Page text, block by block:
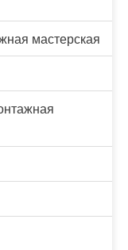
мастерская